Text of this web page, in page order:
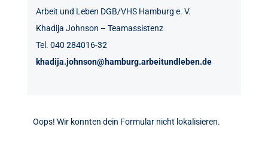
Arbeit und Leben DGB/VHS Hamburg e. V.
Khadija Johnson – Teamassistenz
Tel. 040 284016-32
khadija.johnson@hamburg.arbeitundleben.de
Oops! Wir konnten dein Formular nicht lokalisieren.